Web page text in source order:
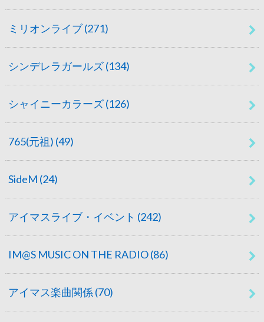
ミリオンライブ(271)
シンデレラガールズ(134)
シャイニーカラーズ(126)
765(元祖) (49)
SideM (24)
アイマスライブ・イベント (242)
IM@S MUSIC ON THE RADIO(86)
アイマス楽曲関係 (70)